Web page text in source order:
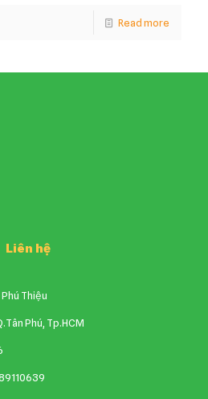
Read more
Liên hệ
Thiệu
Phú, Tp.HCM